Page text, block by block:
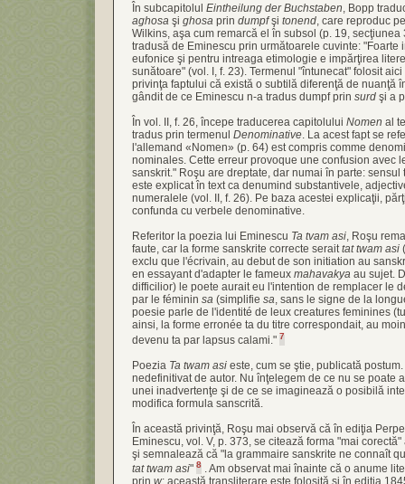
În subcapitolul Eintheilung der Buchstaben, Bopp
aghosa şi ghosa prin dumpfşi tonend, care reproduc
Wilkins, aşa cum remarcă el în subsol (p. 19, secţiunea
tradusă de Eminescu prin următoarele cuvinte: "Foarte
eufonice şi pentru intreaga etimologie e impărţirea
sunătoare" (vol. I, f. 23). Termenul "întunecat" folosit
privinţa faptului că există o subtilă diferenţă de nuanţă
gândit de ce Eminescu n-a tradus dumpf prin surd şi a
În vol. II, f. 26, începe traducerea capitolului Nomen al
tradus prin termenul Denominative. La acest fapt se
l'allemand «Nomen» (p. 64) est compris comme
nominales. Cette erreur provoque une confusion avec
sanskrit." Roşu are dreptate, dar numai în parte:
este explicat în text ca denumind substantivele,
numeralele (vol. II, f. 26). Pe baza acestei explicaţii,
confunda cu verbele denominative.
Referitor la poezia lui Eminescu Ta tvam asi, Roşu
faute, car la forme sanskrite correcte seraittat twam asi
exclu que l'écrivain, au debut de son initiation au
en essayant d'adapter le fameux mahavakya au sujet.
difficilior) le poete aurait eu l'intention de remplacer le
par le féminin sa (simplifie sa, sans le signe de la
poesie parle de l'identité de leux creatures feminines
ainsi, la forme erronée ta du titre correspondait, au
devenu ta par lapsus calami." 7
Poezia Ta twam asi este, cum se ştie, publicată
nedefinitivat de autor. Nu înţelegem de ce nu se poate
unei inadvertenţe şi de ce se imaginează o posibilă
modifica formula sanscrită.
În această privinţă, Roşu mai observă că în ediţia
Eminescu, vol. V, p. 373, se citează forma "mai
şi semnalează că "la grammaire sanskrite ne connaît
tat twam asi" 8 . Am observat mai înainte că o anume